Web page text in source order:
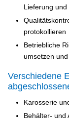
Lieferung
protokollieren
Betriebliche
umsetzen
Verschiedene
Karosserie
Behälter- und